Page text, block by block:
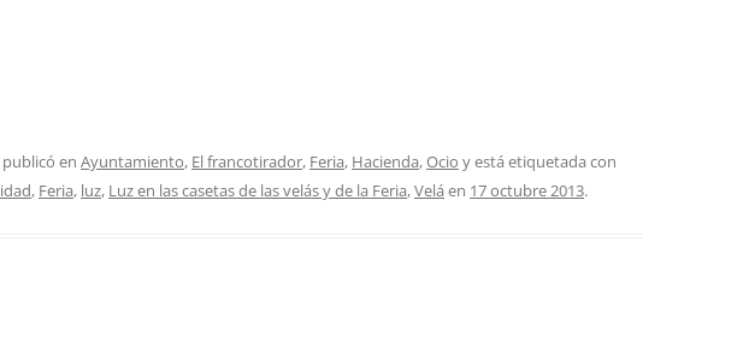
en Ayuntamiento, El francotirador, Feria, Hacienda,Ocio y está etiquetada con
, Feria, luz, Luz en las casetas de las velás y de la Feria,Velá en 17 octubre 2013.